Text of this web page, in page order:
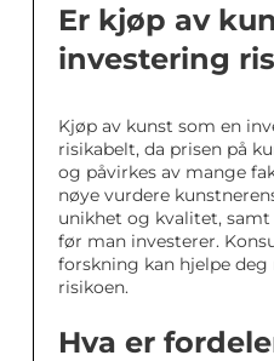
Er kjøp av
investering
Kjøp av kunst som en
risikabelt, da prisen på
og påvirkes av mange
nøye vurdere
unikhet og kvalitet,
før man investerer.
forskning kan hjelpe
risikoen.
Hva er